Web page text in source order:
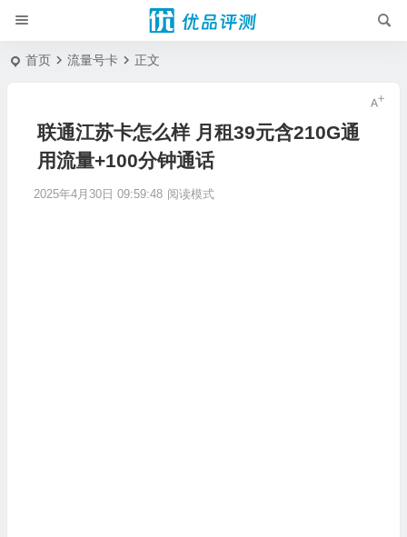
首页 流量号卡 正文
联通江苏卡怎么样 月租39元含210G通
用流量+100分钟通话
2025年4月30日 09:59:48 阅读模式